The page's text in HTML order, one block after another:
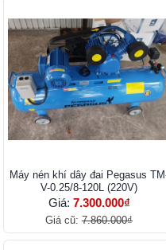
Máy nén khí dây đai Pegasus
V-0.25/8-120L (220V)
Giá: 7.300.000₫
Giá cũ: 7.860.000₫